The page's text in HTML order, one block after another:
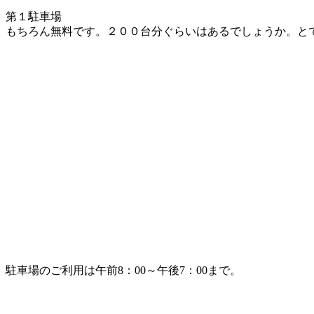
第１駐車場
もちろん無料です。２００台分ぐらいはあるでしょうか。と
駐車場のご利用は午前8：00～午後7：00まで。